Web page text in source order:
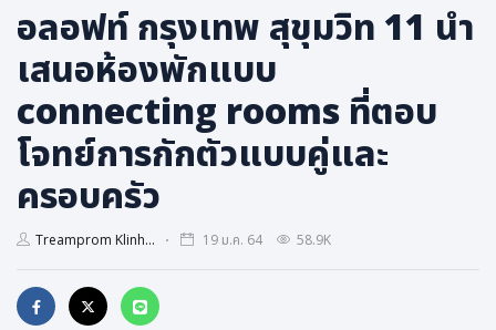
เศรษฐกิจ, การเงิน
พลังงาน, สิ่งแวดล้อม
ยานยนต์
ขนส่ง
การงาน, อาชีพ
กิจกรรม
อบรมสัมมนา
เอเชีย
อลอฟท์ กรุงเทพ สุขุมวิท 11 นำ
เสนอห้องพักแบบ
connecting rooms ที่ตอบ
โจทย์การกักตัวแบบคู่และ
ครอบครัว
Treamprom Klinh... 19 ม.ค. 64 58.9K